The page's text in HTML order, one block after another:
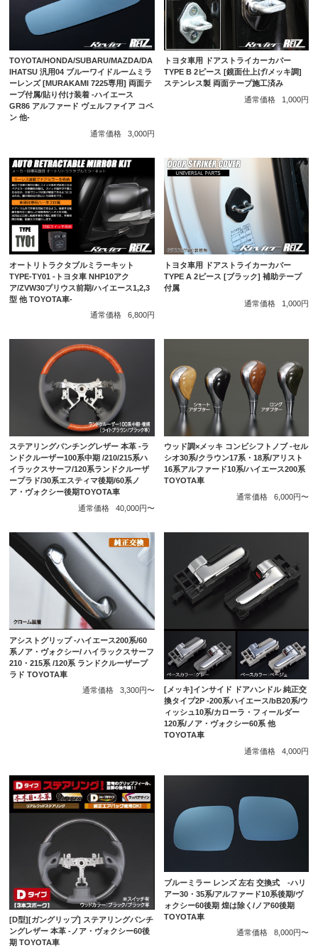
TOYOTA/HONDA/SUBARU/MAZDA/DA
IHATSU 汎用04 ブルーワイドルームミラ
ーレンズ [MURAKAMI 7225専用] 両面テ
ープ付属/貼り付け装着 -ハイエース
GR86 アルファード ヴェルファイア コペ
ン 他-
通常価格
3,000円
トヨタ車用 ドアストライカーカバー
TYPE B 2ピース [鏡面仕上げ/メッキ調]
ステンレス製 両面テープ施工済み
通常価格
1,000円
オートリトラクタブルミラーキット
TYPE-TY01 -トヨタ車 NHP10アク
ア/ZVW30プリウス前期/ハイエース1,2,3
型 他 TOYOTA車-
通常価格
6,800円
トヨタ車用 ドアストライカーカバー
TYPE A 2ピース [ブラック] 補助テープ
付属
通常価格
1,000円
ステアリングパンチングレザー 本革 -ラ
ンドクルーザー100系中期 /210/215系ハ
イラックスサーフ/120系ランドクルーザ
ープラド/30系エスティマ後期/60系ノ
ア・ヴォクシー後期TOYOTA車
通常価格
40,000円〜
ウッド調×メッキ コンビシフトノブ -セル
シオ30系/クラウン17系・18系/アリスト
16系アルファード10系/ハイエース200系
TOYOTA車
通常価格
6,000円〜
アシストグリップ -ハイエース200系/60
系ノア・ヴォクシー/ ハイラックスサーフ
210・215系 /120系 ランドクルーザープ
ラド TOYOTA車
通常価格
3,300円〜
[メッキ]インサイド ドアハンドル 純正交
換タイプ2P -200系ハイエース/bB20系/ウ
ィッシュ10系/カローラ・フィールダー
120系/ノア・ヴォクシー60系 他
TOYOTA車
通常価格
4,000円
[D型][ガングリップ] ステアリングパンチ
ングレザー 本革 -ノア・ヴォクシー60後
期 TOYOTA車
ブルーミラー レンズ 左右 交換式 -ハリ
アー30・35系/アルファード10系後期/ヴ
ォクシー60後期 煌は除く/ノア60後期
TOYOTA車
通常価格
8,000円〜